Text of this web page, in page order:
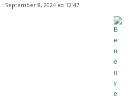
September 8, 2024 во 12:47